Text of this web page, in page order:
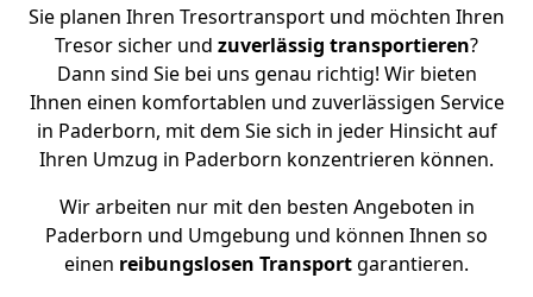
Sie planen Ihren Tresortransport und möchten Ihren
Tresor sicher und zuverlässig transportieren?
Dann sind Sie bei uns genau richtig! Wir bieten
Ihnen einen komfortablen und zuverlässigen Service
in Paderborn, mit dem Sie sich in jeder Hinsicht auf
Ihren Umzug in Paderborn konzentrieren können.
Wir arbeiten nur mit den besten Angeboten in
Paderborn und Umgebung und können Ihnen so
einen reibungslosen Transportgarantieren.